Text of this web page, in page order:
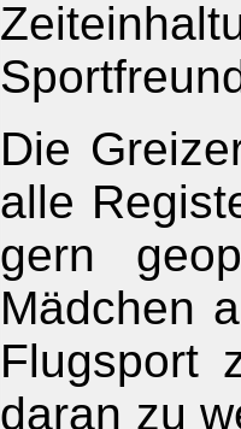
Die
alle
gern
Mädchen
Flugsport
daran zu